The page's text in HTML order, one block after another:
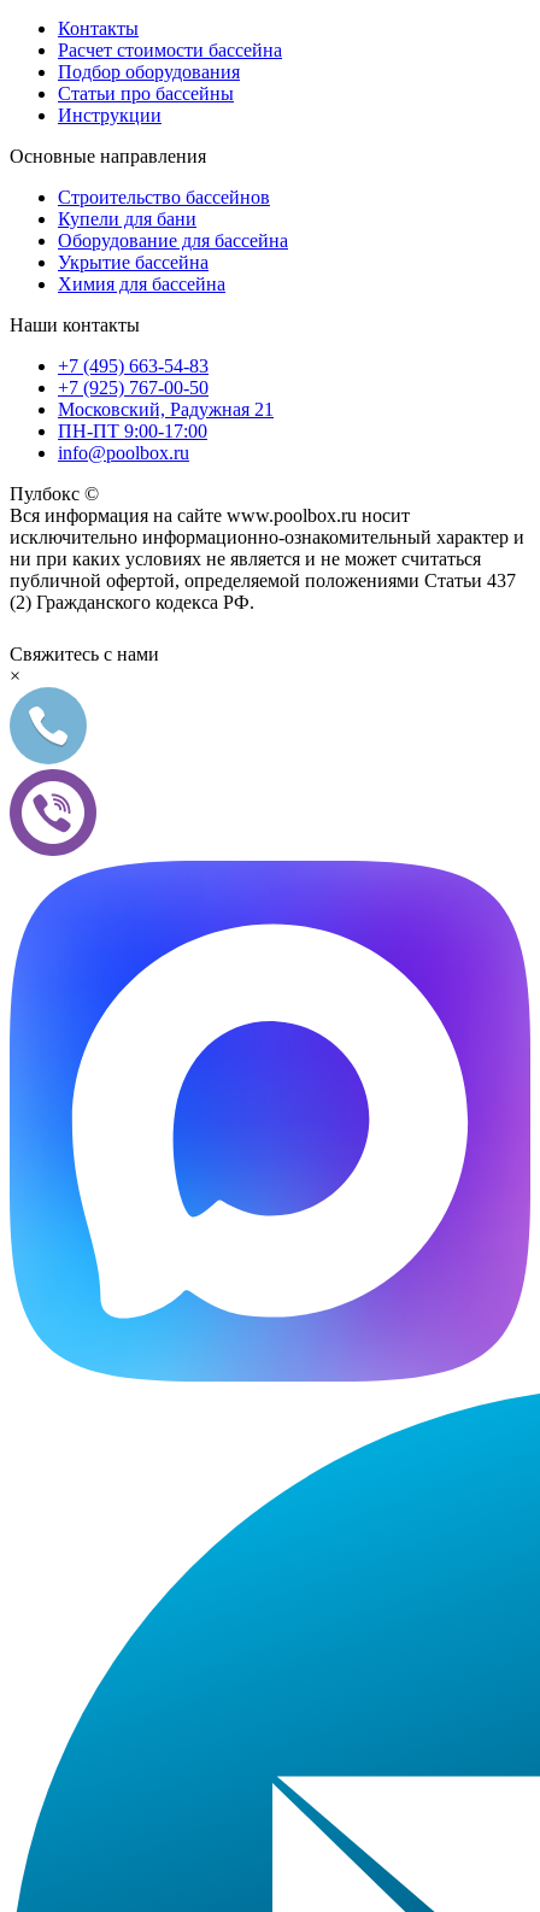
Контакты
Расчет стоимости бассейна
Подбор оборудования
Статьи про бассейны
Инструкции
Основные направления
Строительство бассейнов
Купели для бани
Оборудование для бассейна
Укрытие бассейна
Химия для бассейна
Наши контакты
+7 (495) 663-54-83
+7 (925) 767-00-50
Московский, Радужная 21
ПН-ПТ 9:00-17:00
info@poolbox.ru
Пулбокс ©
Вся информация на сайте www.poolbox.ru носит
исключительно информационно-ознакомительный характер и
ни при каких условиях не является и не может считаться
публичной офертой, определяемой положениями Статьи 437
(2) Гражданского кодекса РФ.
Свяжитесь с нами
×